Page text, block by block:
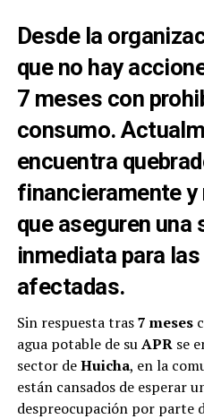
Desde la
que no hay
7 meses con
consumo.
encuentra
financieramente y
que aseguren una
inmediata para
afectadas.
Sin respuesta tras7 meses
agua potable de suAPRse
sector deHuicha, en la
están cansados de esperar
despreocupación por parte